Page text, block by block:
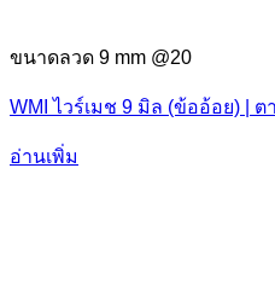
ขนาดลวด 9 mm @20
WMI ไวร์เมช 9 มิล (ข้ออ้อย) | ต
อ่านเพิ่ม